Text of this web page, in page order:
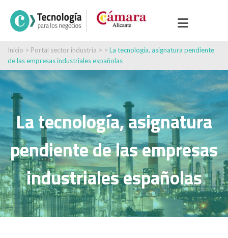
Inicio > Portal sector industria > > La tecnología, asignatura pendiente
de las empresas industriales españolas
La tecnología, asignatura
pendiente de las empresas
industriales españolas